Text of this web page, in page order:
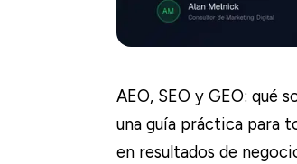
AEO, SEO y GEO: qué
una guía práctica para
en resultados de